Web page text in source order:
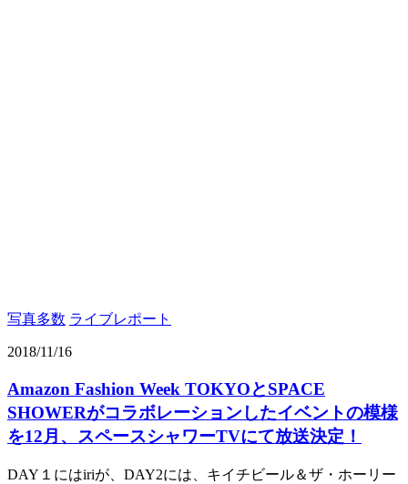
写真多数 ライブレポート
2018/11/16
Amazon Fashion Week TOKYOとSPACE
SHOWERがコラボレーションしたイベントの模様
を12月、スペースシャワーTVにて放送決定！
DAY１にはiriが、DAY2には、キイチビール＆ザ・ホーリー